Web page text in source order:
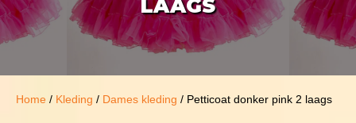
LAAGS
Home / Kleding / Dames kleding / Petticoat donker pink 2 laags